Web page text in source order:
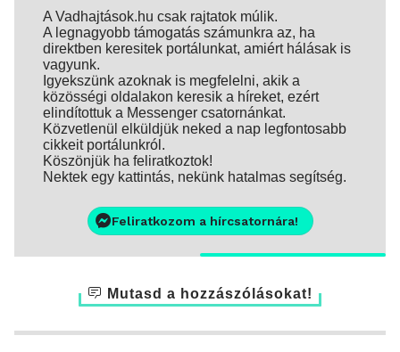
A Vadhajtások.hu csak rajtatok múlik.
A legnagyobb támogatás számunkra az, ha
direktben keresitek portálunkat, amiért hálásak is
vagyunk.
Igyekszünk azoknak is megfelelni, akik a
közösségi oldalakon keresik a híreket, ezért
elindítottuk a Messenger csatornánkat.
Közvetlenül elküldjük neked a nap legfontosabb
cikkeit portálunkról.
Köszönjük ha feliratkoztok!
Nektek egy kattintás, nekünk hatalmas segítség.
Feliratkozom a hírcsatornára!
Mutasd a hozzászólásokat!